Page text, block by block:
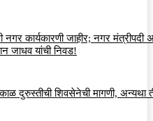
नगर कार्यकारणी जाहीर; नगर मंत्रीपदी
जाधव यांची निवड!
दुरुस्तीची शिवसेनेची मागणी, अन्यथा